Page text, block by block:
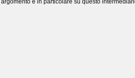
e in particolare su questo